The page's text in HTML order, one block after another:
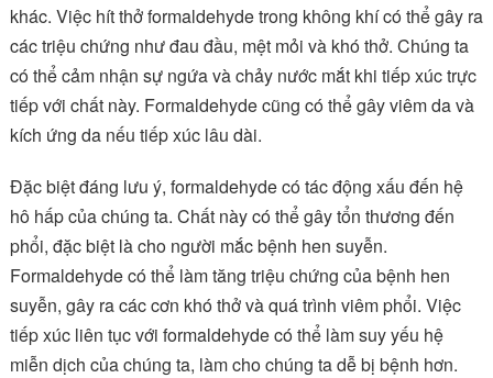
khác. Việc hít thở formaldehyde trong không khí có thể gây ra
các triệu chứng như đau đầu, mệt mỏi và khó thở. Chúng ta
có thể cảm nhận sự ngứa và chảy nước mắt khi tiếp xúc trực
tiếp với chất này. Formaldehyde cũng có thể gây viêm da và
kích ứng da nếu tiếp xúc lâu dài.
Đặc biệt đáng lưu ý, formaldehyde có tác động xấu đến hệ
hô hấp của chúng ta. Chất này có thể gây tổn thương đến
phổi, đặc biệt là cho người mắc bệnh hen suyễn.
Formaldehyde có thể làm tăng triệu chứng của bệnh hen
suyễn, gây ra các cơn khó thở và quá trình viêm phổi. Việc
tiếp xúc liên tục với formaldehyde có thể làm suy yếu hệ
miễn dịch của chúng ta, làm cho chúng ta dễ bị bệnh hơn.